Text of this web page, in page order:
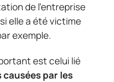
de l’entreprise
elle a été victime
exemple.
est celui lié
par les